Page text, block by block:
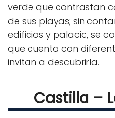
verde que contrastan
de sus playas; sin
edificios y palacio, se
que cuenta con
invitan a descubrirla.
Castilla –